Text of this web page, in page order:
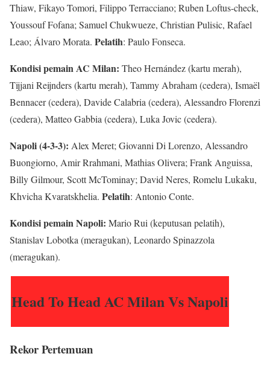
Thiaw, Fikayo Tomori, Filippo Terracciano; Ruben Loftus-check,
Youssouf Fofana; Samuel Chukwueze, Christian Pulisic, Rafael
Leao; Álvaro Morata. Pelatih: Paulo Fonseca.
Kondisi pemain AC Milan: Theo Hernández (kartu merah),
Tijjani Reijnders (kartu merah), Tammy Abraham (cedera), Ismaël
Bennacer (cedera), Davide Calabria (cedera), Alessandro Florenzi
(cedera), Matteo Gabbia (cedera), Luka Jovic (cedera).
Napoli (4-3-3): Alex Meret; Giovanni Di Lorenzo, Alessandro
Buongiorno, Amir Rrahmani, Mathias Olivera; Frank Anguissa,
Billy Gilmour, Scott McTominay; David Neres, Romelu Lukaku,
Khvicha Kvaratskhelia. Pelatih: Antonio Conte.
Kondisi pemain Napoli: Mario Rui (keputusan pelatih),
Stanislav Lobotka (meragukan), Leonardo Spinazzola
(meragukan).
Head To Head AC Milan Vs Napoli
Rekor Pertemuan